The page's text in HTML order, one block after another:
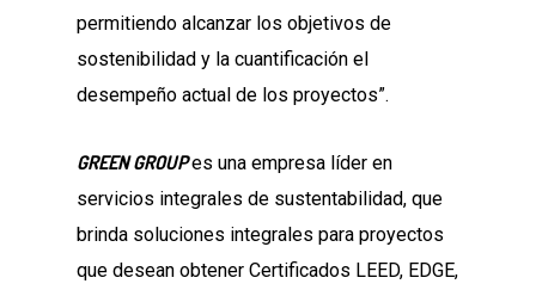
permitiendo alcanzar los objetivos de
sostenibilidad y la cuantificación el
desempeño actual de los proyectos”.
GREEN GROUPes una empresa líder en
servicios integrales de sustentabilidad, que
brinda soluciones integrales para proyectos
que desean obtener Certificados LEED, EDGE,